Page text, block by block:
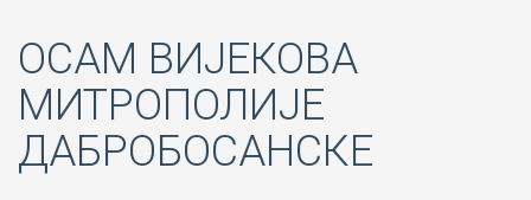
ОСАМ ВИЈЕКОВА
МИТРОПОЛИЈЕ
ДАБРОБОСАНСКЕ